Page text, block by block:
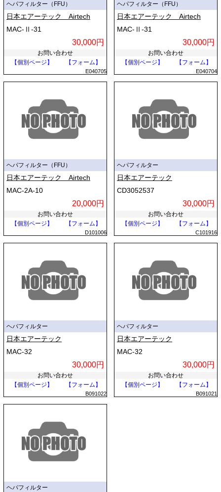
ヘパフィルター（FFU）
日本エアーテック Airtech
MAC-Ⅱ-31
30,000円
お問い合わせ
【個別ページ】
【フォーム】
E040705
ヘパフィルター（FFU）
日本エアーテック Airtech
MAC-Ⅱ-31
30,000円
お問い合わせ
【個別ページ】
【フォーム】
E040704
ヘパフィルター（FFU）
日本エアーテック Airtech
MAC-2A-10
20,000円
お問い合わせ
【個別ページ】
【フォーム】
D101006
ヘパフィルター
日本エアーテック
CD3052537
30,000円
お問い合わせ
【個別ページ】
【フォーム】
C101916
ヘパフィルター
日本エアーテック
MAC-32
30,000円
お問い合わせ
【個別ページ】
【フォーム】
B091022
ヘパフィルター
日本エアーテック
MAC-32
30,000円
お問い合わせ
【個別ページ】
【フォーム】
B091021
ヘパフィルター